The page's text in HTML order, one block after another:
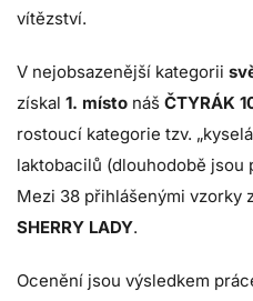
vítězství.
V nejobsazenější kategorii
získal 1. místo náš ČTYRÁK
rostoucí kategorie tzv.
laktobacilů (dlouhodobě jsou
Mezi 38 přihlášenými vzorky
SHERRY LADY.
Ocenění jsou výsledkem